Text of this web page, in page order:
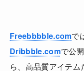
Freebbbble.comで
Dribbble.comで公
ら、高品質アイテ